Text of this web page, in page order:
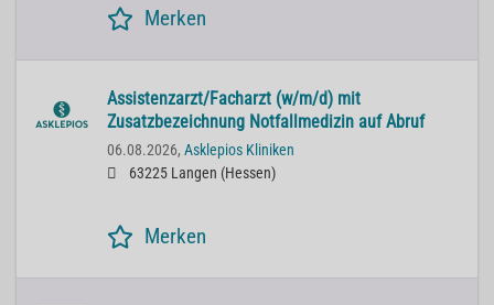
Merken
Assistenzarzt/Facharzt (w/m/d) mit
Zusatzbezeichnung Notfallmedizin auf Abruf
06.08.2026, Asklepios Kliniken
63225 Langen (Hessen)
Merken